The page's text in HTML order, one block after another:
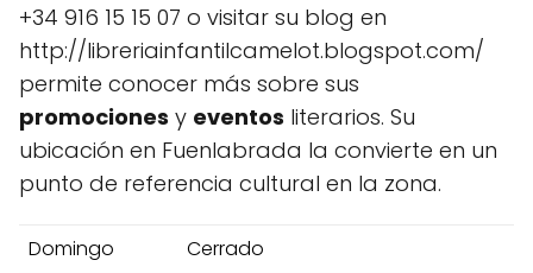
+34 916 15 15 07 o visitar su blog en
http://libreriainfantilcamelot.blogspot.com/
permite conocer más sobre sus
promociones y eventos literarios. Su
ubicación en Fuenlabrada la convierte en un
punto de referencia cultural en la zona.
Domingo
Cerrado